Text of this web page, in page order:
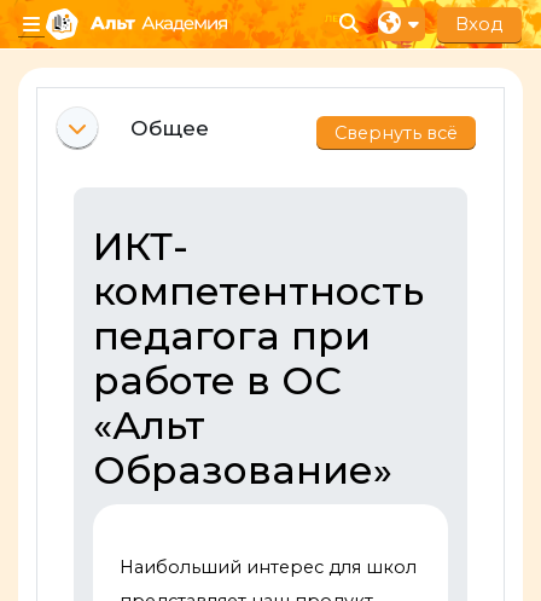
Перейти к основному содержанию
Боковая панель
Изменить данные
Вход
Section outline
СвернутьОбщее Свернуть всё
ИКТ-
компетентность
педагога при
работе в ОС
«Альт
Образование»
Наибольший интерес для школ